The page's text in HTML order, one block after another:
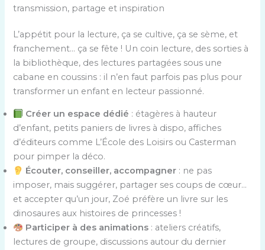
transmission, partage et inspiration
L’appétit pour la lecture, ça se cultive, ça se sème, et
franchement… ça se fête ! Un coin lecture, des sorties à
la bibliothèque, des lectures partagées sous une
cabane en coussins : il n’en faut parfois pas plus pour
transformer un enfant en lecteur passionné.
Créer un espace dédié : étagères à hauteur
d’enfant, petits paniers de livres à dispo, affiches
d’éditeurs comme L’École des Loisirs ou Casterman
pour pimper la déco.
Écouter, conseiller, accompagner : ne pas
imposer, mais suggérer, partager ses coups de cœur…
et accepter qu’un jour, Zoé préfère un livre sur les
dinosaures aux histoires de princesses !
Participer à des animations : ateliers créatifs,
lectures de groupe, discussions autour du dernier